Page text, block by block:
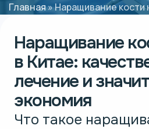
Главная»Наращивание кости
Наращивание
в Китае:
лечение и
экономия
Что такое